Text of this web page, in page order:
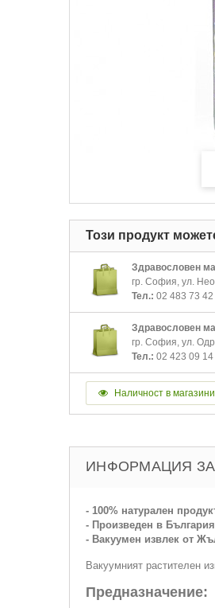
Този продукт
Здравословен
гр. София, ул.
Тел.: 02 483 73 42
Здравословен
гр. София, ул.
Тел.: 02 423 09 14
Наличност в
ИНФОРМАЦИЯ
- 100% натурален
- Произведен в България
- Вакуумен извлек от
Вакуумният растителен
Предназначение: